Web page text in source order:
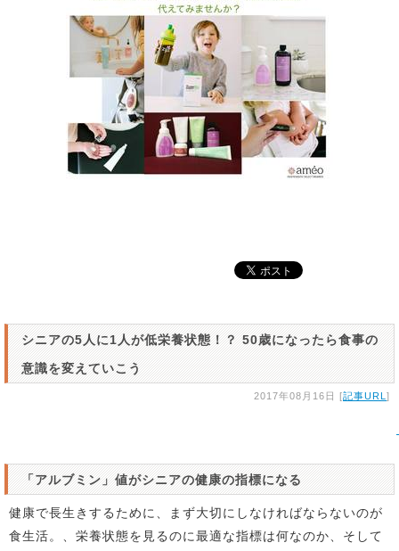
シニアの5人に1人が低栄養状態！？ 50歳になったら食事の
意識を変えていこう
2017年08月16日 [記事URL ]
「アルブミン」値がシニアの健康の指標になる
健康で長生きするために、まず大切にしなければならないのが
食生活。、栄養状態を見るのに最適な指標は何なのか、そして